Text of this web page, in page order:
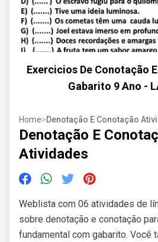
Exercicios De Conotação
Gabarito 9 Ano -
Home>Denotação E Conotação
Denotação E
Atividades
Weblista com 06 atividades de
sobre denotação e conotação
fundamental com gabarito. Você